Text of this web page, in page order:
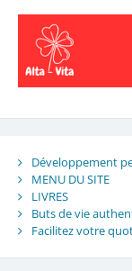
Développement
MENU DU SITE
LIVRES
Buts de vie
Facilitez votre